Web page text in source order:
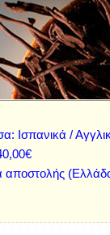
Ισπανικά /
αποστολής